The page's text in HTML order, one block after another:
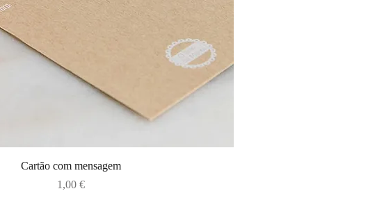
Visualização rápida
Cartão com mensagem
Preço
1,00 €